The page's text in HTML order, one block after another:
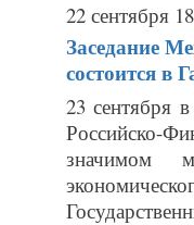
22 сентября
Заседание
состоится в
23 сентября
Российско-
значимом